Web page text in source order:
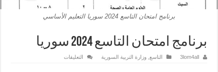
برنامج امتحان التاسع 2024 سوريا التعليم الأساسي
برنامج امتحان التاسع 2024 سوريا
3lom4all التاسع ,وزارة التربية السورية التعليقات